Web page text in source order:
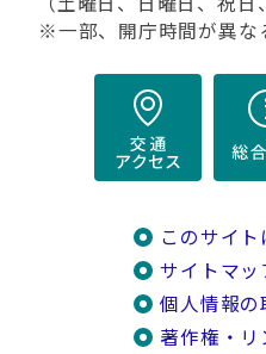
※一部、開庁時間が異な
このサイト
サイトマッ
個人情報の
著作権・リ